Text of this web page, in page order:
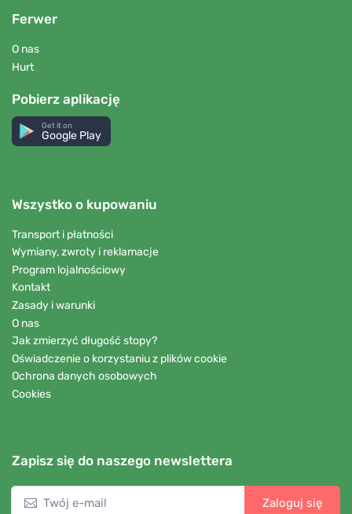
Ferwer
O nas
Hurt
Pobierz aplikację
Get it on
Google Play
Wszystko o kupowaniu
Transport i płatności
Wymiany, zwroty i reklamacje
Program lojalnościowy
Kontakt
Zasady i warunki
O nas
Jak zmierzyć długość stopy?
Oświadczenie o korzystaniu z plików cookie
Ochrona danych osobowych
Cookies
Zapisz się do naszego newslettera
Zaloguj się